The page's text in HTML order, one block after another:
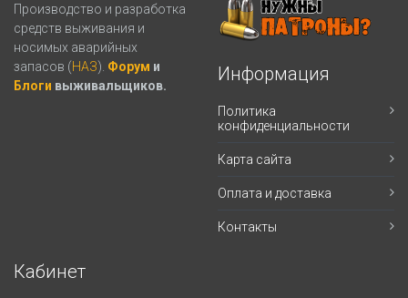
Производство и разработка
средств выживания и
носимых аварийных
запасов (НАЗ). Форум и
Блоги выживальщиков.
Информация
Политика
конфиденциальности
Карта сайта
Оплата и доставка
Контакты
Кабинет